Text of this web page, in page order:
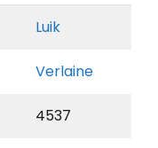
Luik
Verlaine
4537